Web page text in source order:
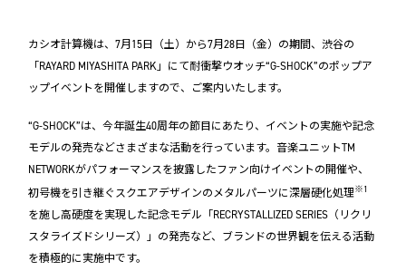
カシオ計算機は、7月15日（土）から7月28日（金）の期間、渋谷の
「RAYARD MIYASHITA PARK」にて耐衝撃ウオッチ“G-SHOCK”のポップア
ップイベントを開催しますので、ご案内いたします。
“G-SHOCK”は、今年誕生40周年の節目にあたり、イベントの実施や記念
モデルの発売などさまざまな活動を行っています。音楽ユニットTM
NETWORKがパフォーマンスを披露したファン向けイベントの開催や、
初号機を引き継ぐスクエアデザインのメタルパーツに深層硬化処理※1
を施し高硬度を実現した記念モデル「RECRYSTALLIZED SERIES（リクリ
スタライズドシリーズ）」の発売など、ブランドの世界観を伝える活動
を積極的に実施中です。